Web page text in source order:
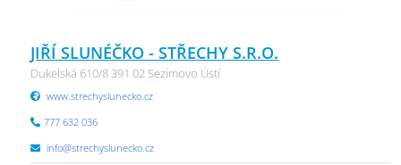
JIŘÍ SLUNÉČKO - STŘECHY S.R.O.
Dukelská 610/8 391 02 Sezimovo Ústí
www.strechyslunecko.cz
777 632 036
info@strechyslunecko.cz